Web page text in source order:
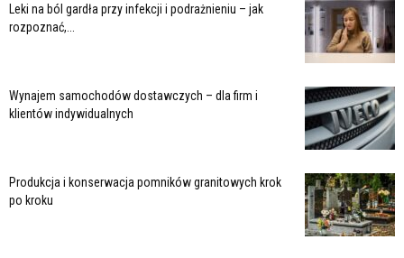
Leki na ból gardła przy infekcji i podrażnieniu – jak
rozpoznać,...
Wynajem samochodów dostawczych – dla firm i
klientów indywidualnych
Produkcja i konserwacja pomników granitowych krok
po kroku